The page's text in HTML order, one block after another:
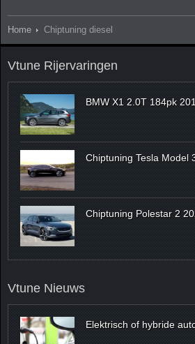
Home Chiptuning diesel
Vtune Rijervaringen
BMW X1 2.0T 184pk
Chiptuning Tesla Model
Chiptuning Polestar 2
Vtune Nieuws
Elektrisch of hybride